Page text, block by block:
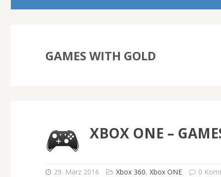
GAMES WITH GOLD
XBOX ONE –
29. März 2016 Xbox 360,Xbox ONE 0